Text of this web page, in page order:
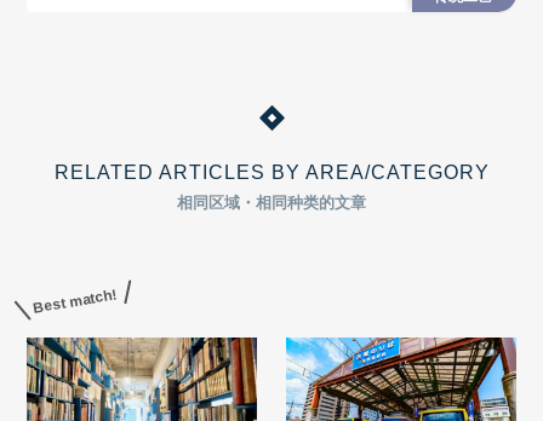
RELATED ARTICLES BY AREA/CATEGORY
相同区域・相同种类的文章
Best match!